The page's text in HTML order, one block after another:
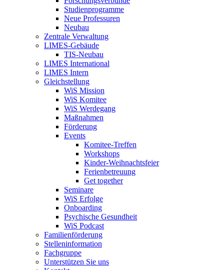
Studienprogramme
Neue Professuren
Neubau
Zentrale Verwaltung
LIMES-Gebäude
TIS-Neubau
LIMES International
LIMES Intern
Gleichstellung
WiS Mission
WiS Komitee
WiS Werdegang
Maßnahmen
Förderung
Events
Komitee-Treffen
Workshops
Kinder-Weihnachtsfeier
Ferienbetreuung
Get together
Seminare
WiS Erfolge
Onboarding
Psychische Gesundheit
WiS Podcast
Familienförderung
Stelleninformation
Fachgruppe
Unterstützen Sie uns